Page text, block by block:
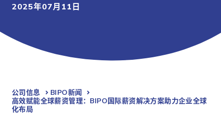
2025年07月11日
公司信息
BIPO新闻​
高效赋能全球薪资管理：BIPO国际薪资解决方案助力企业全球
化布局